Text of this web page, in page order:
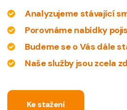
Analyzujeme stávající
Porovnáme nabídky
Budeme se o Vás dále
Naše služby jsou zcela
Ke stažení